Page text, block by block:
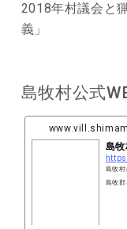
2018年村議会と
義」
島牧村公式
島
島牧村
島牧郡